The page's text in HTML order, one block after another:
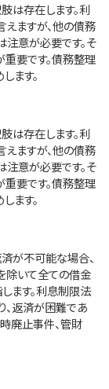
は存在します。利
えますが、他の債務
意が必要です。そ
要です。債務整理
ます。
は存在します。利
えますが、他の債務
意が必要です。そ
要です。債務整理
ます。
が不可能な場合、
除いて全ての借金
ます。利息制限法
、返済が困難であ
廃止事件、管財